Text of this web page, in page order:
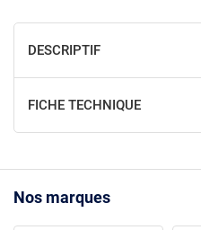
DESCRIPTIF
FICHE TECHNIQUE
Nos marques